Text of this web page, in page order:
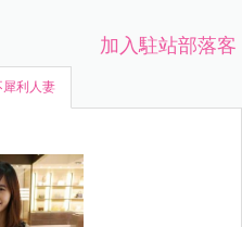
加入駐站部落客
犀利人妻